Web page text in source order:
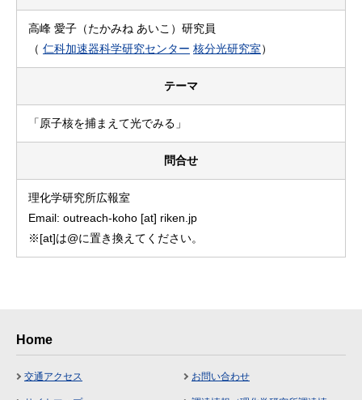
高峰 愛子（たかみね あいこ）研究員
（ 仁科加速器科学研究センター 核分光研究室）
テーマ
「原子核を捕まえて光でみる」
問合せ
理化学研究所広報室
Email: outreach-koho [at] riken.jp
※[at]は@に置き換えてください。
Home
交通アクセス お問い合わせ